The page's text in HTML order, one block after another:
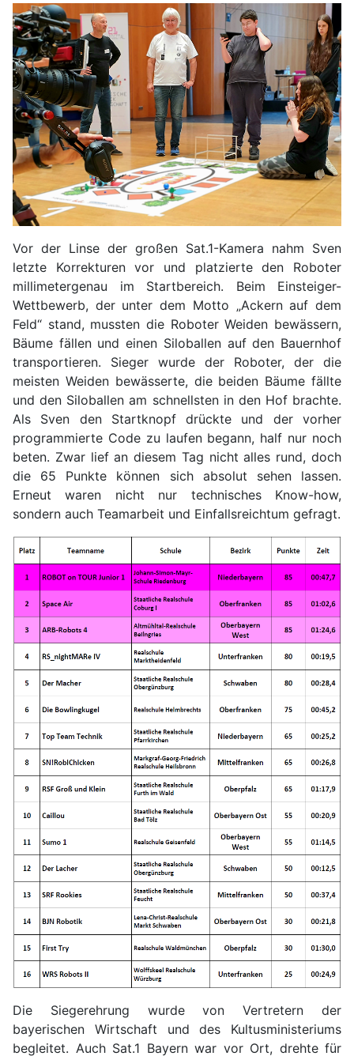
Vor der Linse der großen Sat.1-Kamera nahm Sven
letzte Korrekturen vor und platzierte den Roboter
millimetergenau im Startbereich. Beim Einsteiger-
Wettbewerb, der unter dem Motto „Ackern auf dem
Feld“ stand, mussten die Roboter Weiden bewässern,
Bäume fällen und einen Siloballen auf den Bauernhof
transportieren. Sieger wurde der Roboter, der die
meisten Weiden bewässerte, die beiden Bäume fällte
und den Siloballen am schnellsten in den Hof brachte.
Als Sven den Startknopf drückte und der vorher
programmierte Code zu laufen begann, half nur noch
beten. Zwar lief an diesem Tag nicht alles rund, doch
die 65 Punkte können sich absolut sehen lassen.
Erneut waren nicht nur technisches Know-how,
sondern auch Teamarbeit und Einfallsreichtum gefragt.
Die Siegerehrung wurde von Vertretern der
bayerischen Wirtschaft und des Kultusministeriums
begleitet. Auch Sat.1 Bayern war vor Ort, drehte für